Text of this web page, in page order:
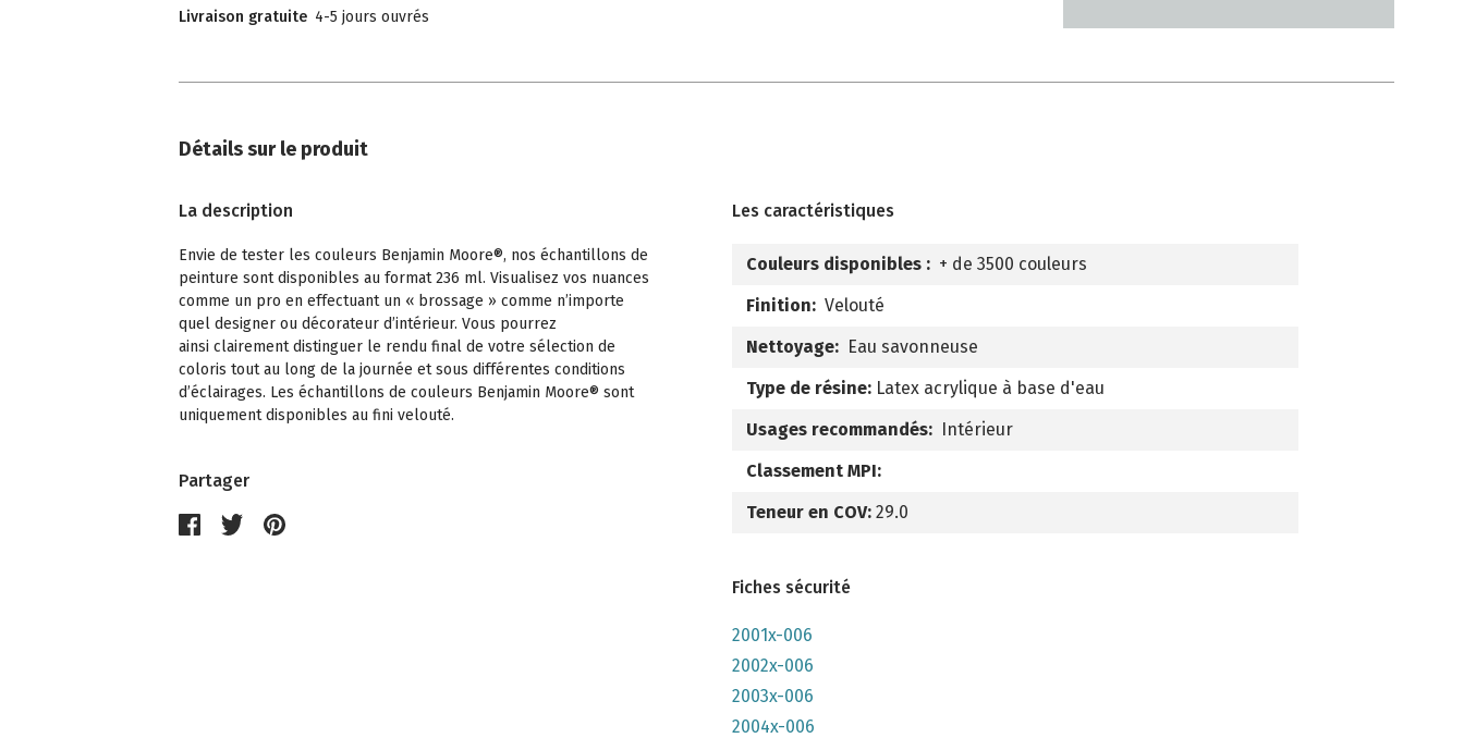
Livraison gratuite 4-5 jours ouvrés
Détails sur le produit
La description
Envie de tester les couleurs Benjamin Moore®, nos échantillons de
peinture sont disponibles au format 236 ml. Visualisez vos nuances
comme un pro en effectuant un « brossage » comme n’importe
quel designer ou décorateur d’intérieur. Vous pourrez
ainsi clairement distinguer le rendu final de votre sélection de
coloris tout au long de la journée et sous différentes conditions
d’éclairages. Les échantillons de couleurs Benjamin Moore® sont
uniquement disponibles au fini velouté.
Partager
Les caractéristiques
Couleurs disponibles : + de 3500 couleurs
Finition: Velouté
Nettoyage: Eau savonneuse
Type de résine: Latex acrylique à base d'eau
Usages recommandés: Intérieur
Classement MPI:
Teneur en COV: 29.0
Fiches sécurité
2001x-006
2002x-006
2003x-006
2004x-006